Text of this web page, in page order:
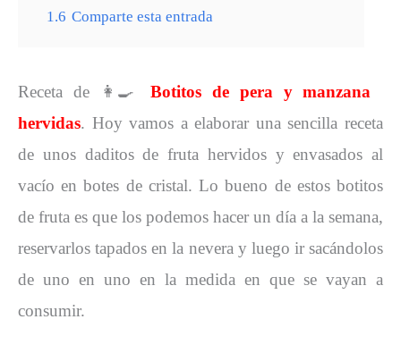
1.6 Comparte esta entrada
Receta de 👩‍🍳Botitos de pera y manzana
hervidas. Hoy vamos a elaborar una sencilla receta
de unos daditos de fruta hervidos y envasados al
vacío en botes de cristal. Lo bueno de estos botitos
de fruta es que los podemos hacer un día a la semana,
reservarlos tapados en la nevera y luego ir sacándolos
de uno en uno en la medida en que se vayan a
consumir.